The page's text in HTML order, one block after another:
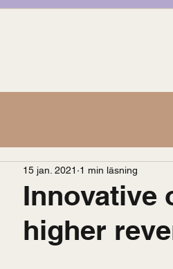
Innovative
higher
15 jan. 2021 1 min läsning